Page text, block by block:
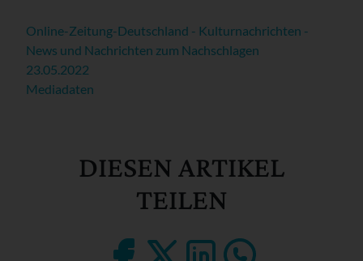
Online-Zeitung-Deutschland - Kulturnachrichten -
News und Nachrichten zum Nachschlagen
23.05.2022
Mediadaten
DIESEN ARTIKEL
TEILEN